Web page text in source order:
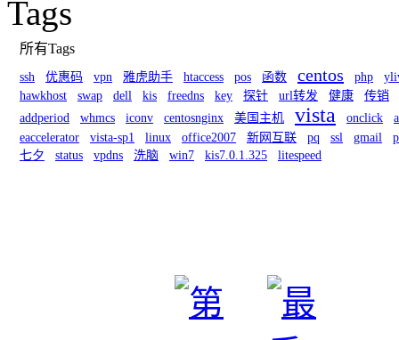
Tags
所有Tags
ssh 优惠码 vpn 雅虎助手 htaccess pos 函数 centos php
hawkhost
swap dell kis freedns key 探针 url转发 健康
传销
addperiod
whmcs iconv centosnginx 美国主机 vista onclick
eaccelerator
vista-sp1 linux office2007 新网互联 pq ssl gmail
七夕
status vpdns 洗脑 win7 kis7.0.1.325 litespeed